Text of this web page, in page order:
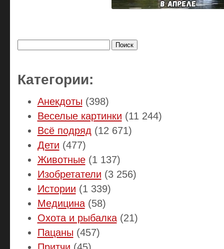
Категории:
Анекдоты (398)
Веселые картинки (11 244)
Всё подряд (12 671)
Дети (477)
Животные(1 137)
Изобретатели (3 256)
Истории (1 339)
Медицина(58)
Охота и рыбалка(21)
Пацаны (457)